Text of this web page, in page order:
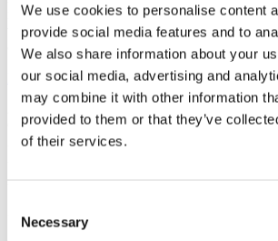
We use cookies to personalise content
provide social media features and to
We also share information about your
our social media, advertising and
may combine it with other information
provided to them or that they’ve
of their services.
Selection
Necessary
non imponibilità IVA, ha effettuato in misura
viaggi in alto mare (ovvero, oltre le 12 miglia
condizione deve essere verificata per ciascun
Leggi tutto...
Gennaio
2018
UCINA insieme ad Agenzia ICE
partecipa